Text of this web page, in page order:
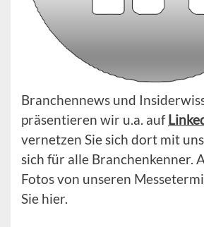
Branchennews und
präsentieren wir u.a. auf
vernetzen Sie sich dort mit
sich für alle Branchenkenner.
Fotos von unseren
Sie hier.